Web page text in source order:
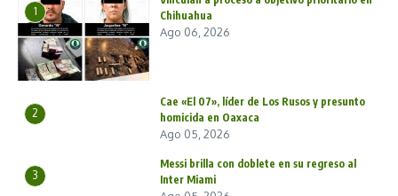
1
Chihuahua
Ago 06, 2026
2
Cae «El 07», líder de Los Rusos y presunto
homicida en Oaxaca
Ago 05, 2026
3
Messi brilla con doblete en su regreso al
Inter Miami